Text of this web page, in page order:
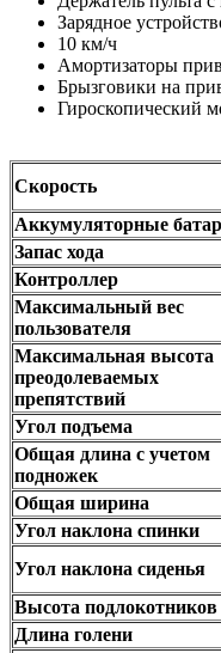
Зарядное
10 км/ч
Амортизаторы
Брызговики на
Гироскопический
Скорость
Аккумуляторные
Запас хода
Контроллер
Максимальный вес
пользователя
Максимальная высота
преодолеваемых
препятствий
Угол подъема
Общая длина с учетом
подножек
Общая ширина
Угол наклона спинки
Угол наклона сиденья
Высота подлокотников
Длина голени